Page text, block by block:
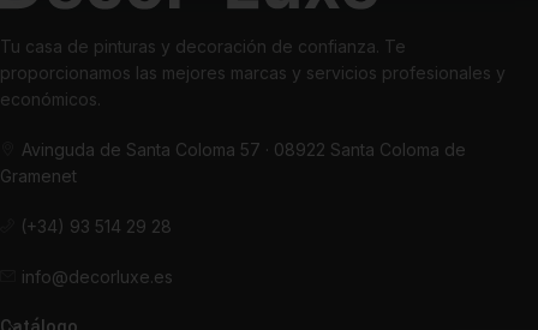
Tu casa de pinturas y decoración de confianza. Te
proporcionamos las mejores marcas y servicios profesionales y
económicos.
Avinguda de Santa Coloma 57 · 08922 Santa Coloma de
Gramenet
(+34) 93 514 29 28
info@decorluxe.es